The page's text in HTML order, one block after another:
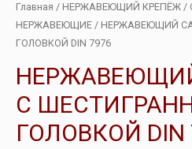
Главная / НЕРЖАВЕЮЩИЙ КРЕПЁЖ /
НЕРЖАВЕЮЩИЕ / НЕРЖАВЕЮЩИЙ
ГОЛОВКОЙ DIN 7976
С
ГОЛОВКОЙ DIN